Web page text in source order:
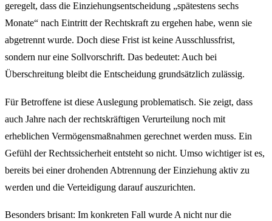
geregelt, dass die Einziehungsentscheidung „spätestens sechs
Monate“ nach Eintritt der Rechtskraft zu ergehen habe, wenn sie
abgetrennt wurde. Doch diese Frist ist keine Ausschlussfrist,
sondern nur eine Sollvorschrift. Das bedeutet: Auch bei
Überschreitung bleibt die Entscheidung grundsätzlich zulässig.
Für Betroffene ist diese Auslegung problematisch. Sie zeigt, dass
auch Jahre nach der rechtskräftigen Verurteilung noch mit
erheblichen Vermögensmaßnahmen gerechnet werden muss. Ein
Gefühl der Rechtssicherheit entsteht so nicht. Umso wichtiger ist es,
bereits bei einer drohenden Abtrennung der Einziehung aktiv zu
werden und die Verteidigung darauf auszurichten.
Besonders brisant: Im konkreten Fall wurde A nicht nur die